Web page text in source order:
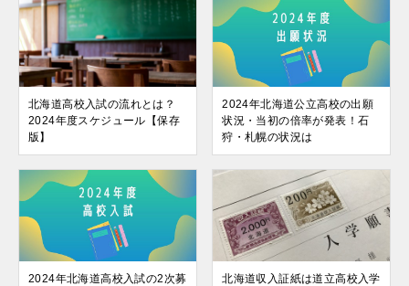
北海道高校入試の流れとは？
2024年度スケジュール【保存
版】
2024年北海道公立高校の出願
状況・当初の倍率が発表！石
狩・札幌の状況は
2024年北海道高校入試の2次募
北海道収入証紙は道立高校入学